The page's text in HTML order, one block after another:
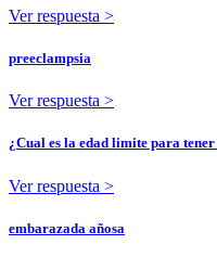
Ver respuesta >
preeclampsia
Ver respuesta >
¿Cual es la edad limite para
Ver respuesta >
embarazada añosa